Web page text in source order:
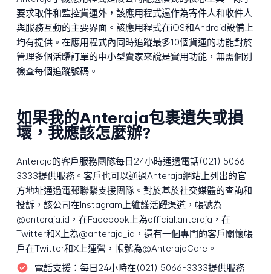
要求取件和監控貨運外，該應用程式還作為寄件人和收件人
與服務互動的主要界面。該應用程式在iOS和Android設備上
均有提供。在應用程式內同時追蹤最多10個貨運的功能對於
管理多個活躍訂單的中小型賣家來說是實用功能，無需個別
檢查每個追蹤號碼。
如果我的Anteraja包裹遺失或損
壞，我應該怎麼辦?
Anteraja的客戶服務團隊每日24小時通過電話(021) 5066-
3333提供服務。客戶也可以通過Anteraja網站上列出的官
方地址通過電郵聯繫支援團隊。對於基於社交媒體的查詢和
投訴，該公司在Instagram上維護活躍渠道，帳號為
@anteraja.id，在Facebook上為official.anteraja，在
Twitter和X上為@anteraja_id，還有一個專門的客戶關懷帳
戶在Twitter和X上運營，帳號為@AnterajaCare。
電話支援： 每日24小時在(021) 5066-3333提供服務